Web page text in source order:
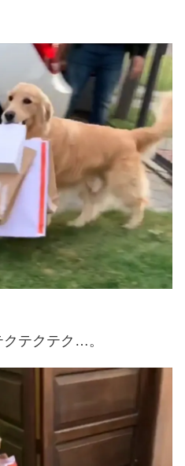
テクテク…。